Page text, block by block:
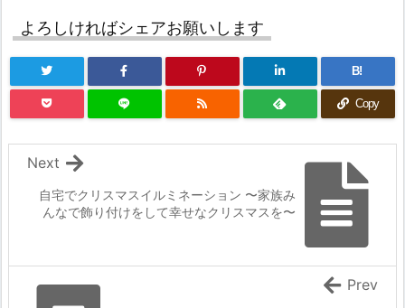
よろしければシェアお願いします
B!
Copy
自宅でクリスマスイルミネーション 〜家族み
んなで飾り付けをして幸せなクリスマスを〜
Next
Prev